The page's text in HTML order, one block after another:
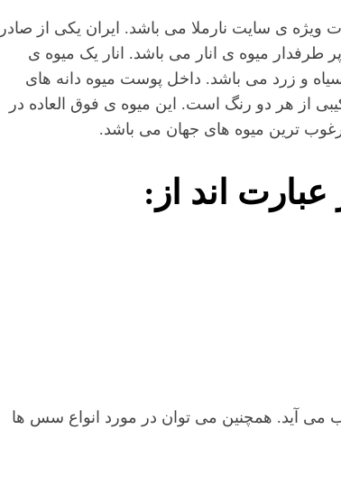
ویژه ی سایت نارملا می باشد. ایران یکی از صادر
طرفدار میوه ی انار می باشد. انار یک میوه ی
و زرد می باشد. داخل پوست میوه دانه های
از هر دو رنگ است. این میوه ی فوق العاده در
ترین میوه های جهان می باشد.
اند از:
در جهان به حساب می آید. همچنین می توان در مورد انواع سس ها